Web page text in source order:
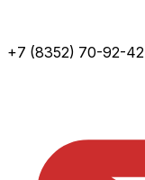
+7 (8352) 70-92-42